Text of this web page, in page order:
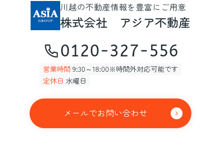
川越の不動産情報を豊富にご用意
株式会社 アジア不動産
0120-327-556
営業時間 9:30～18:00※時間外対応可能です
定休日 水曜日
メールでお問い合わせ